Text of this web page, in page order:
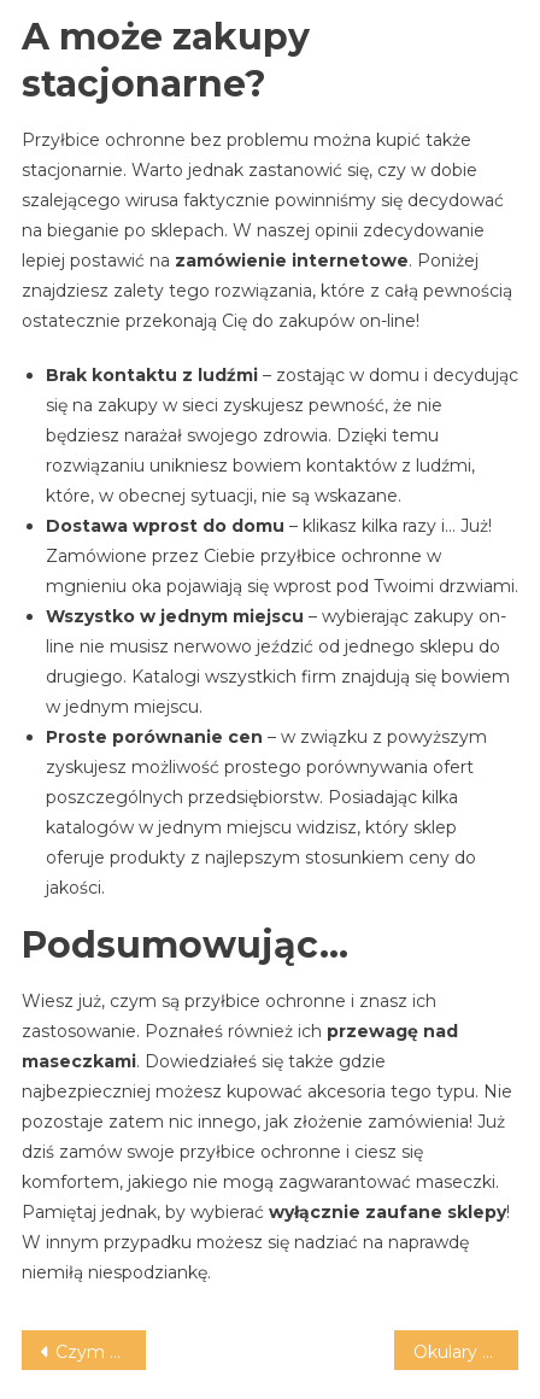
A może zakupy
stacjonarne?
Przyłbice ochronne bez problemu można kupić także
stacjonarnie. Warto jednak zastanowić się, czy w dobie
szalejącego wirusa faktycznie powinniśmy się decydować
na bieganie po sklepach. W naszej opinii zdecydowanie
lepiej postawić na zamówienie internetowe. Poniżej
znajdziesz zalety tego rozwiązania, które z całą pewnością
ostatecznie przekonają Cię do zakupów on-line!
Brak kontaktu z ludźmi– zostając w domu i decydując
się na zakupy w sieci zyskujesz pewność, że nie
będziesz narażał swojego zdrowia. Dzięki temu
rozwiązaniu unikniesz bowiem kontaktów z ludźmi,
które, w obecnej sytuacji, nie są wskazane.
Dostawa wprost do domu – klikasz kilka razy i… Już!
Zamówione przez Ciebie przyłbice ochronne w
mgnieniu oka pojawiają się wprost pod Twoimi drzwiami.
Wszystko w jednym miejscu – wybierając zakupy on-
line nie musisz nerwowo jeździć od jednego sklepu do
drugiego. Katalogi wszystkich firm znajdują się bowiem
w jednym miejscu.
Proste porównanie cen – w związku z powyższym
zyskujesz możliwość prostego porównywania ofert
poszczególnych przedsiębiorstw. Posiadając kilka
katalogów w jednym miejscu widzisz, który sklep
oferuje produkty z najlepszym stosunkiem ceny do
jakości.
Podsumowując…
Wiesz już, czym są przyłbice ochronne i znasz ich
zastosowanie. Poznałeś również ich przewagę nad
maseczkami. Dowiedziałeś się także gdzie
najbezpieczniej możesz kupować akcesoria tego typu. Nie
pozostaje zatem nic innego, jak złożenie zamówienia! Już
dziś zamów swoje przyłbice ochronne i ciesz się
komfortem, jakiego nie mogą zagwarantować maseczki.
Pamiętaj jednak, by wybierać wyłącznie zaufane sklepy!
W innym przypadku możesz się nadziać na naprawdę
niemiłą niespodziankę.
Nawigacja
Czym tak naprawdę cechują się stopnice betonowe? Okulary do pływania – co warto wybrać?